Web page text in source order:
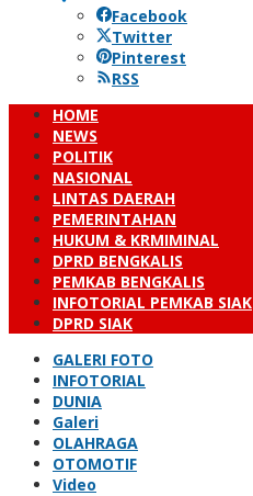
Facebook
Twitter
Pinterest
RSS
HOME
NEWS
POLITIK
NASIONAL
LINTAS DAERAH
PEMERINTAHAN
HUKUM & KRMIMINAL
DPRD BENGKALIS
PEMKAB BENGKALIS
INFOTORIAL PEMKAB SIAK
DPRD SIAK
GALERI FOTO
INFOTORIAL
DUNIA
Galeri
OLAHRAGA
OTOMOTIF
Video